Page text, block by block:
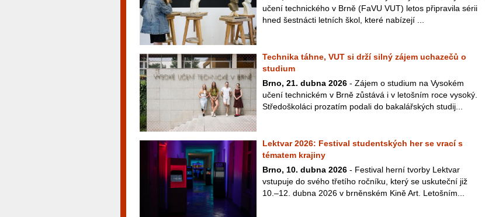
učení technického v Brně (FaVU VUT) letos připravila sérii
hned šestnácti letních škol, které nabízejí ...
Technika táhne, VUT si drží silný zájem uchazečů o
studium
Brno, 21. dubna 2026 - Zájem o studium na Vysokém
učení technickém v Brně zůstává i v letošním roce vysoký.
Středoškoláci prozatím podali do bakalářských studij...
Lektvar 2026: Festival studentských her se vrací s
tématem krajiny
Brno, 10. dubna 2026 - Festival herní tvorby Lektvar
vstupuje do svého třetího ročníku, který se uskuteční již
10.–12. dubna 2026 v brněnském Kině Art. Letošním...